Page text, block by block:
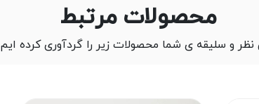
محصولات مرتبط
و سلیقه ی شما محصولات زیر را گردآوری کرده ایم